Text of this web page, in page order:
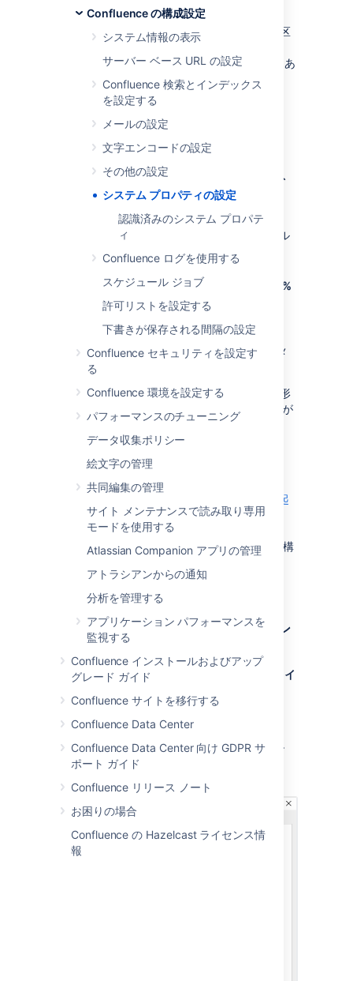
Confluence の構成設定
システム情報の表示
サーバー ベース URL の設定
Confluence 検索とインデックス
を設定する
メールの設定
文字エンコードの設定
その他の設定
システム プロパティの設定
認識済みのシステム プロパテ
ィ
Confluence ログを使用する
スケジュール ジョブ
許可リストを設定する
下書きが保存される間隔の設定
Confluence セキュリティを設定す
る
Confluence 環境を設定する
パフォーマンスのチューニング
データ収集ポリシー
絵文字の管理
共同編集の管理
サイト メンテナンスで読み取り専用
モードを使用する
Atlassian Companion アプリの管理
アトラシアンからの通知
分析を管理する
アプリケーション パフォーマンスを
監視する
Confluence インストールおよびアップ
グレード ガイド
Confluence サイトを移行する
Confluence Data Center
Confluence Data Center 向け GDPR サ
ポート ガイド
Confluence リリース ノート
お困りの場合
Confluence の Hazelcast ライセンス情
報
ーター一覧を参照してください。
引用内部では、各パラメーターをスペース区
切りのリスト形式で追加します。
${CATALINA_OPTS}" の文字列が所定の位置にあ
ることを確認します。
Windows (.batファイルから
起動)
.bat ファイルから起動する Windows インスト
ールでシステム プロパティを設定する方法
<installation-
directory>/bin/setenv.bat
ファイル
を編集します。
CATALINA_OPTS=%CATALINA_OPTS%
というセクションを見つけます。
JAVA_OPTS=%JAVA_OPTS% です。)
認識済みのシステム プロパティのパラメ
ーター一覧を参照してください。
すべてのパラメーターはスペース区切りの形
で追加します。%CATALINA_OPTS% の文字列が
所定の位置にあることを確認します。
Windows サービス
Confluence を Windows サービスとして自動起
動する
場合、コマンド ラインまたは
Windows レジストリでシステム プロパティを構
Windows サービスのプロパティをコマン
ド ラインから設定
Windows サービスのプロパティをコマンドライ
Confluence のサービス名を特定します
([コントロール パネル ] > [管理ツール
] >
[サービス] に移動)。